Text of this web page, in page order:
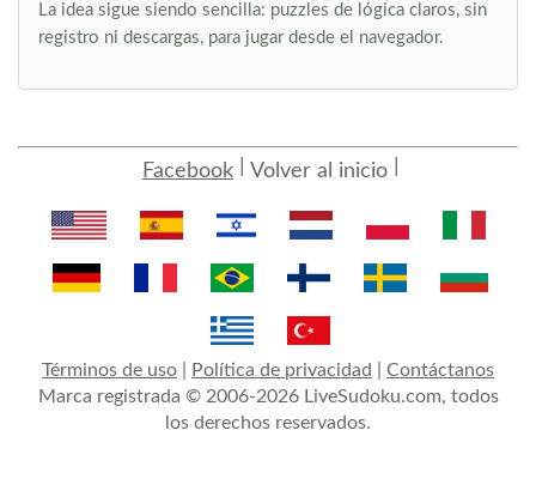
La idea sigue siendo sencilla: puzzles de lógica claros, sin
registro ni descargas, para jugar desde el navegador.
Facebook Volver al inicio
Términos de uso Política de privacidad
Contáctanos
Marca registrada © 2006-2026 LiveSudoku.com, todos
los derechos reservados.